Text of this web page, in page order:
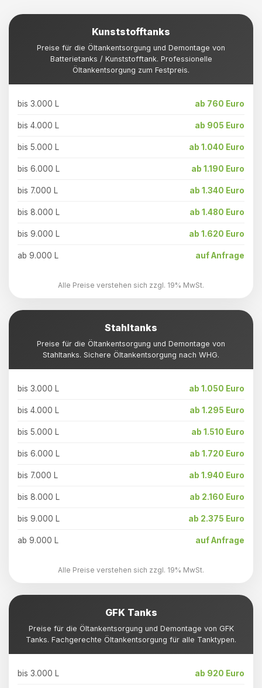
Kunststofftanks
Preise für die Öltankentsorgung und Demontage von
Batterietanks / Kunststofftank. Professionelle
Öltankentsorgung zum Festpreis.
bis 3.000 L ab 760 Euro
bis 4.000 L ab 905 Euro
bis 5.000 L ab 1.040 Euro
bis 6.000 L ab 1.190 Euro
bis 7.000 L ab 1.340 Euro
bis 8.000 L ab 1.480 Euro
bis 9.000 L ab 1.620 Euro
ab 9.000 L auf Anfrage
Alle Preise verstehen sich zzgl. 19% MwSt.
Stahltanks
Preise für die Öltankentsorgung und Demontage von
Stahltanks. Sichere Öltankentsorgung nach WHG.
bis 3.000 L ab 1.050 Euro
bis 4.000 L ab 1.295 Euro
bis 5.000 L ab 1.510 Euro
bis 6.000 L ab 1.720 Euro
bis 7.000 L ab 1.940 Euro
bis 8.000 L ab 2.160 Euro
bis 9.000 L ab 2.375 Euro
ab 9.000 L auf Anfrage
Alle Preise verstehen sich zzgl. 19% MwSt.
GFK Tanks
Preise für die Öltankentsorgung und Demontage von GFK
Tanks. Fachgerechte Öltankentsorgung für alle Tanktypen.
bis 3.000 L ab 920 Euro